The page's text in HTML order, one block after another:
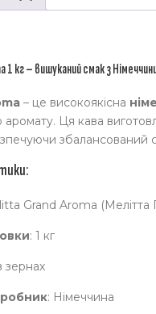
кг – вишуканий смак з
– це високоякісна
Ця кава
збалансований
Grand Aroma (Мелітта
: 1 кг
зернах
: Німеччина